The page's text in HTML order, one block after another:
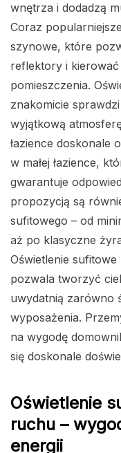
wnętrza i dodadzą
Coraz
szynowe, które
reflektory i
pomieszczenia.
znakomicie
wyjątkową
łazience doskonale
w małej łazience,
gwarantuje
propozycją są
sufitowego – od
aż po klasyczne
Oświetlenie
pozwala tworzyć
uwydatnią zarówno
wyposażenia.
na wygodę
się doskonale
Oświetlenie
ruchu –
energii